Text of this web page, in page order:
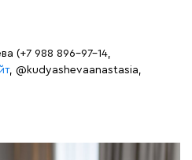
(+7 988 896-97-14,
, @kudyashevaanastasia,